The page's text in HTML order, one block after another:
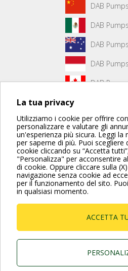
La tua privacy
Utilizziamo i cookie per offrire
personalizzare e valutare gli
un'esperienza più sicura. Leggi la
per saperne di più. Puoi
cookie cliccando su “Accetta
"Personalizza" per acconsentire
di cookie. Oppure cliccare sulla
navigazione senza cookie ad
per il funzionamento del sito.
in qualsiasi momento.
ACCETTA
DAB
DAB
DAB
DAB
DAB
Non è stato creato alcun contenuto
Per maggiori informazioni
P.I. 03675230282 - R.E.A. Padova N.